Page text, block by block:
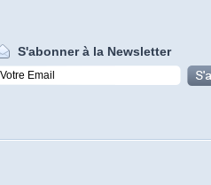
S'abonner à la Newsletter